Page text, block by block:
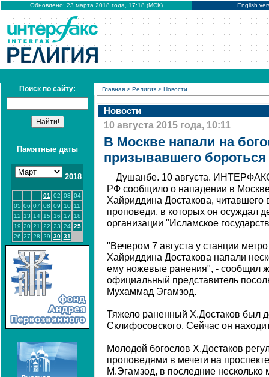
Обновлено: 23 марта 2018 года, 17:18 (МСК) English
Поиск по сайту:
Памятные даты
2018
01 02 03 04
05 06 07 08 09 10
11
12 13 14 15 16 17
18
19 20 21 22 23 24 25
26 27 28 29 30 31
Главная > Религия > Новости
Новости
10 августа 2015 года, 10:11
В Москве напали на
призывавшего бороться
Душанбе. 10 августа.
РФ сообщило о нападении в
Хайриддина Достакова, читавшего
проповеди, в которых он осуждал
организации "Исламское
"Вечером 7 августа у станции
Хайриддина Достакова напали
ему ножевые ранения", - сообщил
официальный представитель
Мухаммад Эгамзод.
Тяжело раненный Х.Достаков был
Склифосовского. Сейчас он
Молодой богослов Х.Достаков
проповедями в мечети на
М.Эгамзод, в последние несколько